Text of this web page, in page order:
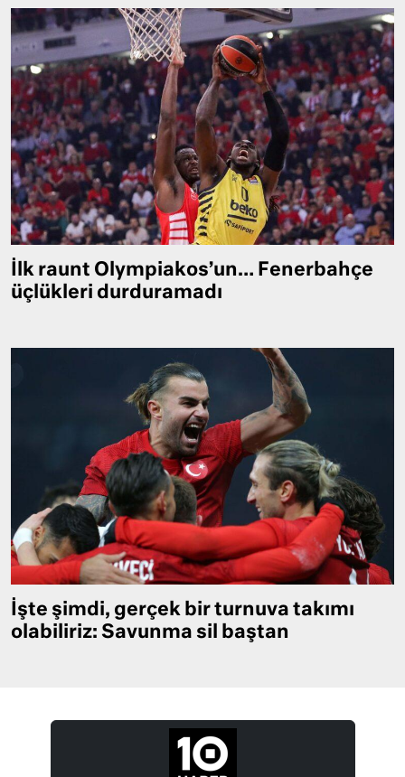
İlk raunt Olympiakos’un… Fenerbahçe
üçlükleri durduramadı
İşte şimdi, gerçek bir turnuva takımı
olabiliriz: Savunma sil baştan